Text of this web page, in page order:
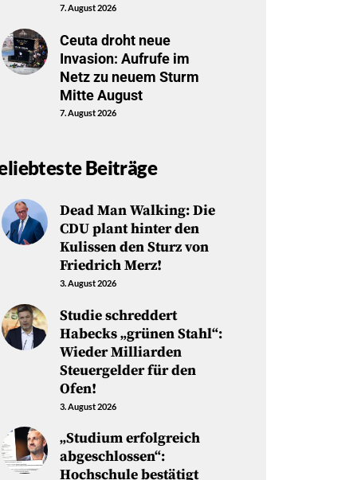
7. August 2026
Ceuta droht neue
Invasion: Aufrufe im
Netz zu neuem Sturm
Mitte August
7. August 2026
Beiträge
Dead Man Walking: Die
CDU plant hinter den
Kulissen den Sturz von
Friedrich Merz!
3. August 2026
Studie schreddert
Habecks „grünen Stahl“:
Wieder Milliarden
Steuergelder für den
Ofen!
3. August 2026
„Studium erfolgreich
abgeschlossen“:
Hochschule bestätigt